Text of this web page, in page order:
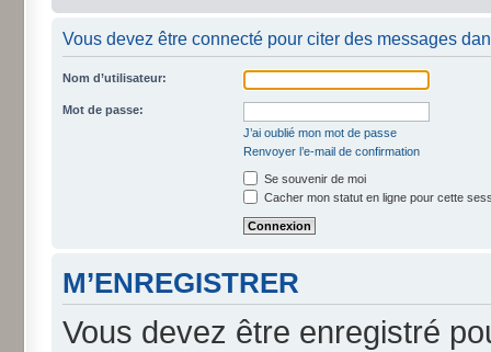
Vous devez être connecté pour citer des messages
Nom d’utilisateur:
Mot de passe:
J’ai oublié mon mot de passe
Renvoyer l’e-mail de confirmation
Se souvenir de moi
Cacher mon statut en ligne pour cette
M’ENREGISTRER
Vous devez être enregistré